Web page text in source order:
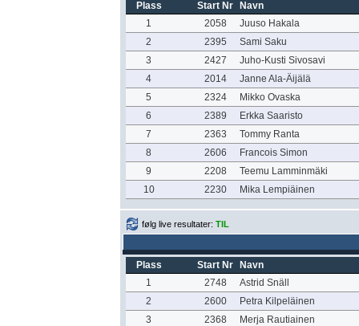
Plass Start Nr
Navn
1
2058
Juuso Hakala
2
2395
Sami Saku
3
2427
Juho-Kusti Sivosavi
4
2014
Janne Ala-Äijälä
5
2324
Mikko Ovaska
6
2389
Erkka Saaristo
7
2363
Tommy Ranta
8
2606
Francois Simon
9
2208
Teemu Lamminmäki
10
2230 Mika Lempiäinen
følg live resultater: TIL
Plass Start Nr
Navn
1
2748
Astrid Snäll
2
2600
Petra Kilpeläinen
3
2368
Merja Rautiainen